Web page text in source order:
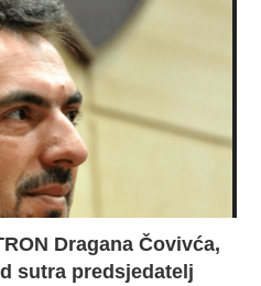
Dragana Čovivća,
sutra predsjedatelj